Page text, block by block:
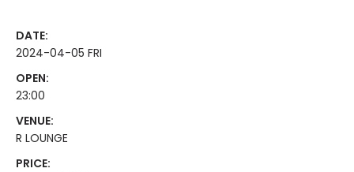
DATE:
2024-04-05 FRI
OPEN:
23:00
VENUE:
R LOUNGE
PRICE: